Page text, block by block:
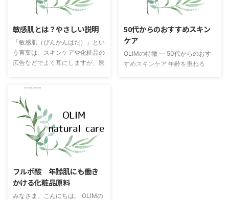
期にもっとも大切なのが、入浴直
後の3分間。この短い時間に何を
するかで、その日の肌コンディシ
ョンは驚くほど変わります。 ■
入浴後の肌は “水分が逃げていく
状態” にある お風呂から出てタオ
ルで拭いた直後の肌は、一見うる
おっているように見えます。しか
し、実際にはとても不安定 ...
り、肌に不要なものを残さず、敏
感肌や乾燥肌にも安心して使える
点が支持されています。 石鹸の
安全性とは？ 天然由来の成分か
ら生まれる石鹸 石鹸は植物油や
動物油をアルカリと反応させて作
られる非常にシンプルな洗浄料で
す。この「けん化」という反応の
2026/2/13
敏感肌とは？やさしい説明
「敏感肌（びんかんはだ）」とい
う言葉は、スキンケアや化粧品の
広告などでよく耳にしますが、医
なったり、かゆくなったり、ヒリ
ヒリしたりしやすい状態のことを
指します。 たとえば 季節の変わ
り目に、肌が急にカサつく 乾燥
する季節に、化粧水をつけるとピ
リっとしみる 新しい化粧品を試
のこすれで肌が荒れやすい こう
した経験が頻繁にある方は、自分
の肌を「敏感肌」と感じている場
2025/8/13
50代からのおすすめスキン
ケア
OLIMの特徴 ― 50代からのおす
すめスキンケア 年齢を重ねる
2025/8/15
フルボ酸 年齢肌にも働き
かける化粧品原料
みなさま、こんにちは。 OLIMの